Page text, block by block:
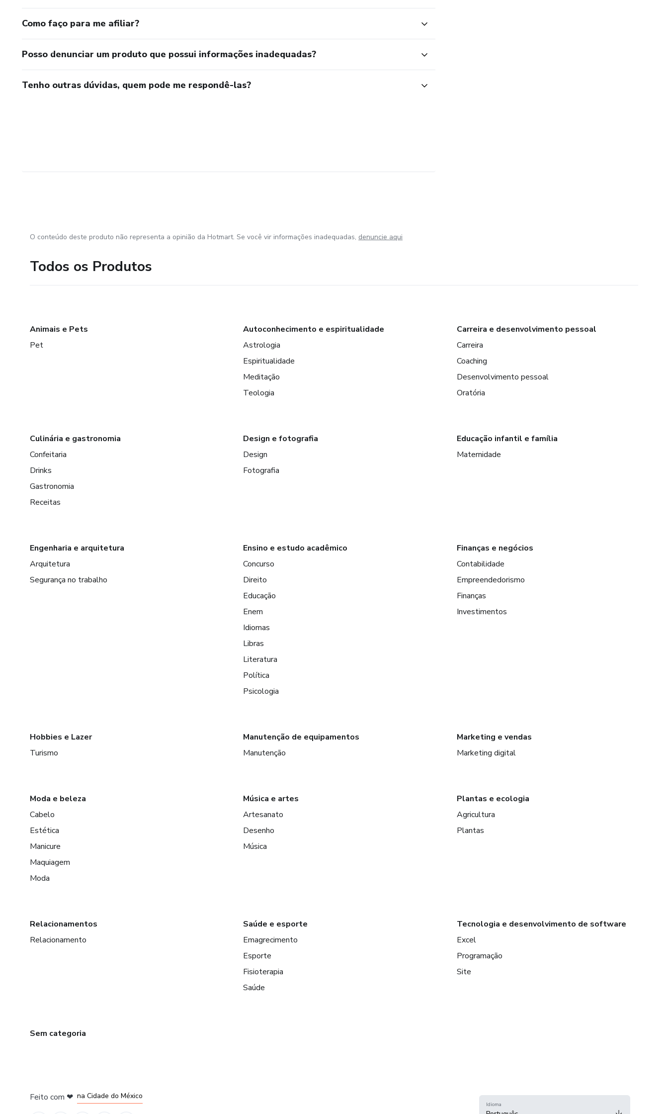
Como faço para me afiliar?
Posso denunciar um produto que possui informações inadequadas?
Tenho outras dúvidas, quem pode me respondê-las?
O conteúdo deste produto não representa a opinião da Hotmart. Se você vir informações inadequadas, denuncie aqui
Todos os Produtos
Animais e Pets
Pet
Autoconhecimento e espiritualidade
Astrologia
Espiritualidade
Meditação
Teologia
Carreira e desenvolvimento pessoal
Carreira
Coaching
Desenvolvimento pessoal
Oratória
Culinária e gastronomia
Confeitaria
Drinks
Gastronomia
Receitas
Design e fotografia
Design
Fotografia
Educação infantil e família
Maternidade
Engenharia e arquitetura
Arquitetura
Segurança no trabalho
Ensino e estudo acadêmico
Concurso
Direito
Educação
Enem
Idiomas
Libras
Literatura
Política
Psicologia
Finanças e negócios
Contabilidade
Empreendedorismo
Finanças
Investimentos
Hobbies e Lazer
Turismo
Manutenção de equipamentos
Manutenção
Marketing e vendas
Marketing digital
Moda e beleza
Cabelo
Estética
Manicure
Maquiagem
Moda
Música e artes
Artesanato
Desenho
Música
Plantas e ecologia
Agricultura
Plantas
Relacionamentos
Relacionamento
Saúde e esporte
Emagrecimento
Esporte
Fisioterapia
Saúde
Tecnologia e desenvolvimento de software
Excel
Programação
Site
Sem categoria
Feito com ❤ na Cidade do México
Idioma